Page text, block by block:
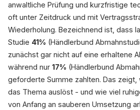
anwaltliche Prüfung und kurzfristige
oft unter Zeitdruck und mit
Wiederholung. Bezeichnend ist, dass
Studie 41% (Händlerbund
zunächst gar nicht auf eine erhaltene
während nur 17% (Händlerbund
geforderte Summe zahlten. Das zeigt,
das Thema auslöst - und wie viel
von Anfang an sauberen Umsetzung